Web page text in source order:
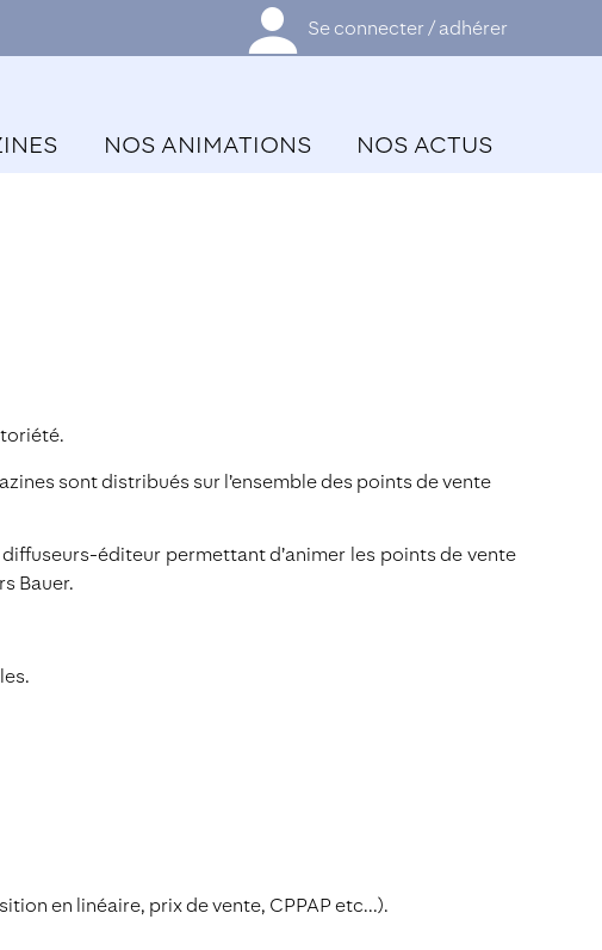
Se connecter / adhérer
NOS ANIMATIONS NOS ACTUS
sont distribués sur l’ensemble des points de vente
éditeur permettant d’animer les points de vente
Bauer.
en linéaire, prix de vente, CPPAP etc...).